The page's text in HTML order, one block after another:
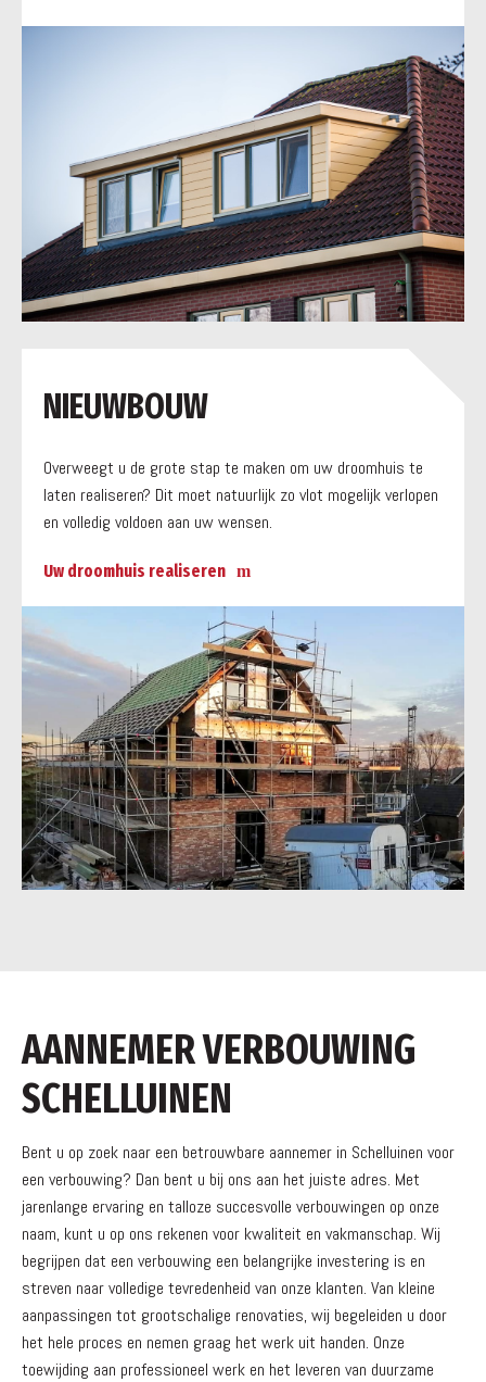
NIEUWBOUW
Overweegt u de grote stap te maken om uw droomhuis te
laten realiseren? Dit moet natuurlijk zo vlot mogelijk verlopen
en volledig voldoen aan uw wensen.
Uw droomhuis realiseren
AANNEMER VERBOUWING
SCHELLUINEN
Bent u op zoek naar een betrouwbare aannemer in Schelluinen voor
een verbouwing? Dan bent u bij ons aan het juiste adres. Met
jarenlange ervaring en talloze succesvolle verbouwingen op onze
naam, kunt u op ons rekenen voor kwaliteit en vakmanschap. Wij
begrijpen dat een verbouwing een belangrijke investering is en
streven naar volledige tevredenheid van onze klanten. Van kleine
aanpassingen tot grootschalige renovaties, wij begeleiden u door
het hele proces en nemen graag het werk uit handen. Onze
toewijding aan professioneel werk en het leveren van duurzame